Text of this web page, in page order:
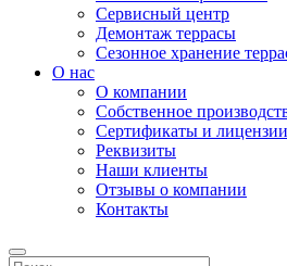
Сервисный центр
Демонтаж террасы
Сезонное хранение
О нас
О компании
Собственное
Сертификаты и лицензии
Реквизиты
Наши клиенты
Отзывы о компании
Контакты